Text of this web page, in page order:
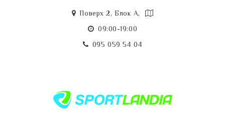
Поверх 2, Блок А,
09:00-19:00
095 059 54 04